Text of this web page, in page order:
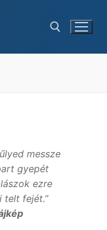
messze
gyepét
ezre
telt fejét.”